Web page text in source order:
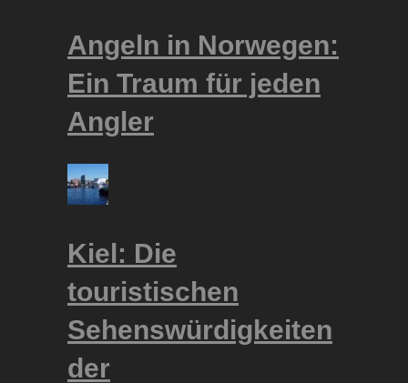
Angeln in Norwegen:
Ein Traum für jeden
Angler
Kiel: Die
touristischen
Sehenswürdigkeiten
der